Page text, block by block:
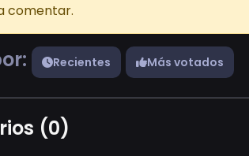
comentar.
Recientes Más votados
(0)